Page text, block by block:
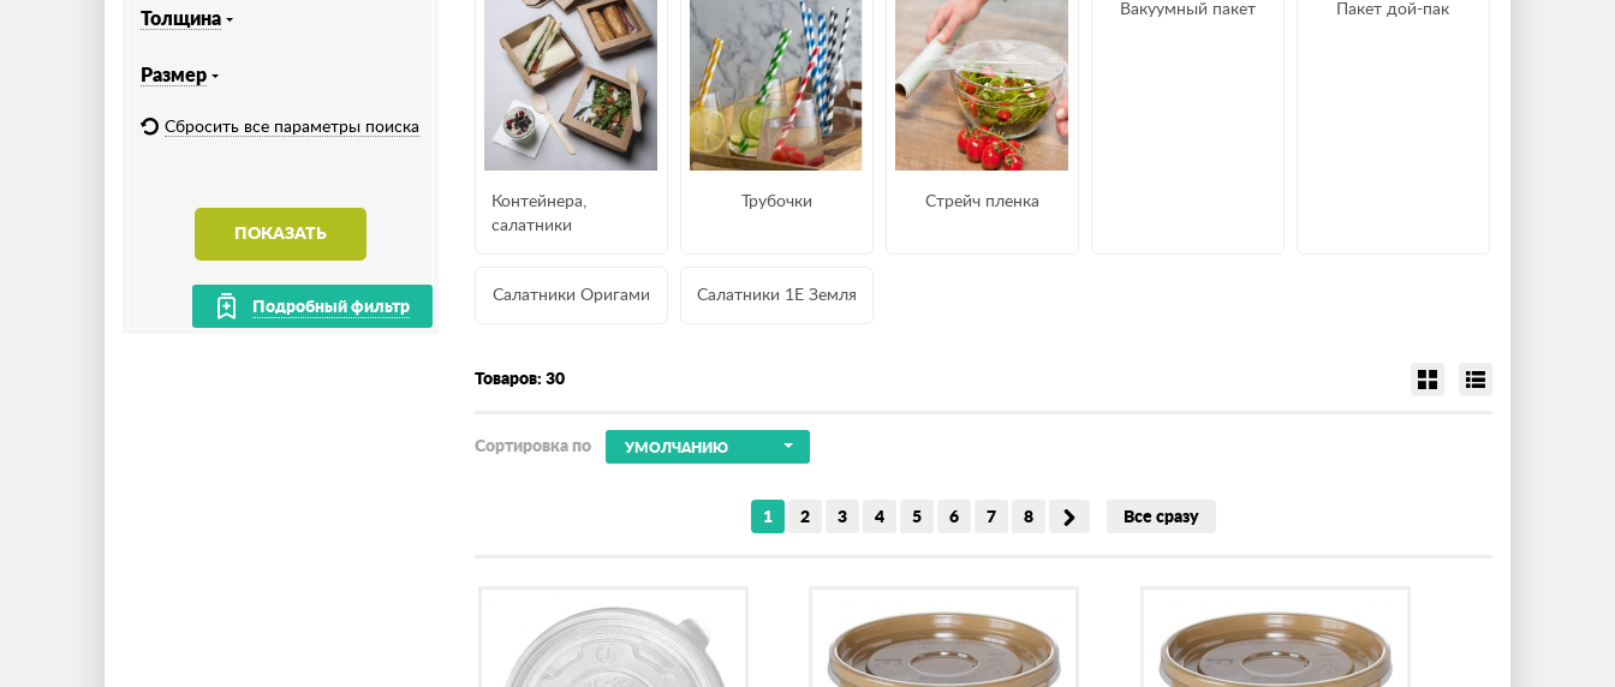
Толщина
Размер
Сбросить все параметры поиска
ПОКАЗАТЬ
Контейнера,
салатники
Трубочки Стрейч пленка
Вакуумный пакет Пакет дой-пак
Салатники Оригами Салатники 1Е Земля
Товаров: 30
Сортировка по УМОЛЧАНИЮ
1 2 3 4 5 6 7 8 Все сразу